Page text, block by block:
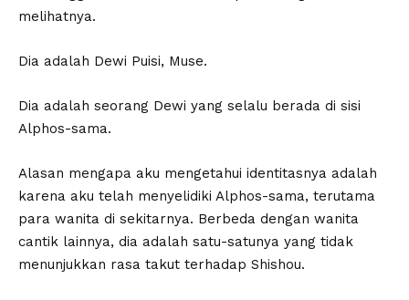
melihatnya.
Dia adalah Dewi Puisi, Muse.
Dia adalah seorang Dewi yang selalu berada di sisi
Alphos-sama.
Alasan mengapa aku mengetahui identitasnya adalah
karena aku telah menyelidiki Alphos-sama, terutama
para wanita di sekitarnya. Berbeda dengan wanita
cantik lainnya, dia adalah satu-satunya yang tidak
menunjukkan rasa takut terhadap Shishou.